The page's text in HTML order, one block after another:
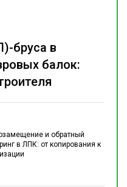
и обратный
в ЛПК: от копирования к
бруса в
балок: